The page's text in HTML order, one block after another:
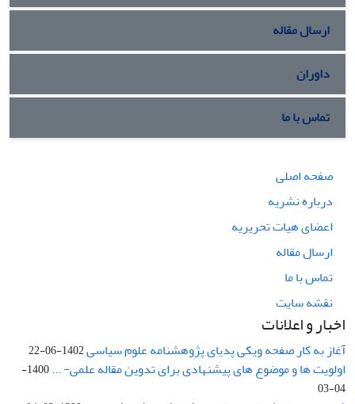
ارسال مقاله
داوران
تماس با ما
صفحه اصلی
درباره نشریه
اعضای هیات تحریریه
ارسال مقاله
تماس با ما
نقشه سایت
اخبار و اعلانات
آغاز به کار صفحه ویکی پدیای پژوهشنامه علوم سیاسی1402-06-22
اولویت ها و موضوع های پیشنهادی برای تدوین مقاله علمی- ...
1400-
04-03